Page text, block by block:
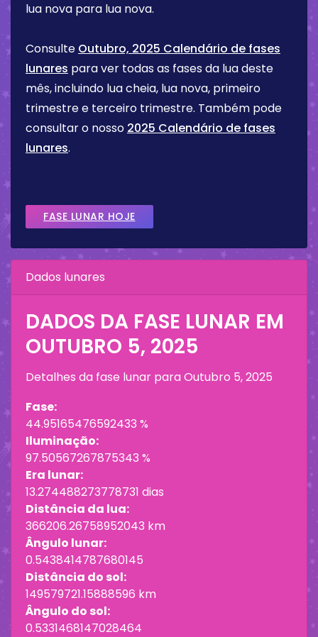
lua nova para lua nova.
Consulte Outubro, 2025 Calendário de fases
lunares para ver todas as fases da lua deste
mês, incluindo lua cheia, lua nova, primeiro
trimestre e terceiro trimestre. Também pode
consultar o nosso 2025 Calendário de fases
lunares.
FASE LUNAR HOJE
Dados lunares
DADOS DA FASE LUNAR EM
OUTUBRO 5, 2025
Detalhes da fase lunar paraOutubro 5, 2025
Fase:
44.95165476592433 %
Iluminação:
97.50567267875343 %
Era lunar:
13.274488273778731 dias
Distância da lua:
366206.26758952043 km
Ângulo lunar:
0.5438414787680145
Distância do sol:
149579721.15888596 km
Ângulo do sol:
0.5331468147028464